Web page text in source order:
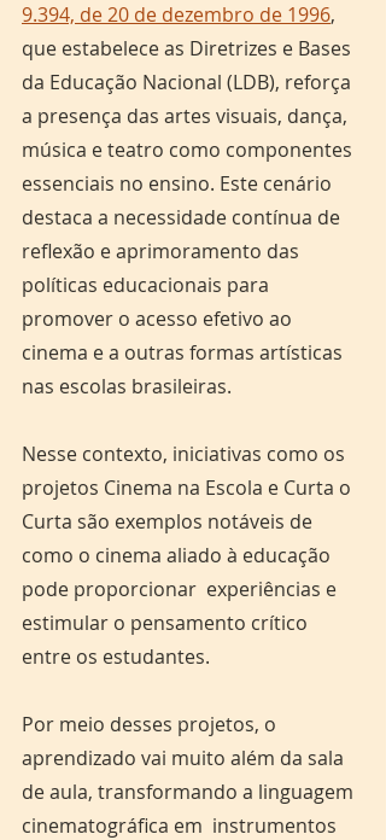
9.394, de 20 de dezembro de 1996,
que estabelece as Diretrizes e Bases
da Educação Nacional (LDB), reforça
a presença das artes visuais, dança,
música e teatro como componentes
essenciais no ensino. Este cenário
destaca a necessidade contínua de
reflexão e aprimoramento das
políticas educacionais para
promover o acesso efetivo ao
cinema e a outras formas artísticas
nas escolas brasileiras.
Nesse contexto, iniciativas como os
projetos Cinema na Escola e Curta o
Curta são exemplos notáveis de
como o cinema aliado à educação
pode proporcionar  experiências e
estimular o pensamento crítico
entre os estudantes.
Por meio desses projetos, o
aprendizado vai muito além da sala
de aula, transformando a linguagem
cinematográfica em  instrumentos